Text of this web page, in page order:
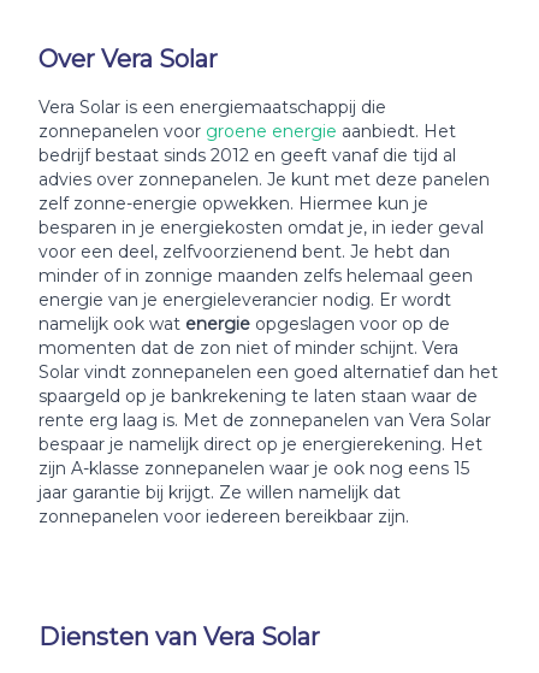
Over Vera Solar
Vera Solar is een energiemaatschappij die
zonnepanelen voor groene energie aanbiedt. Het
bedrijf bestaat sinds 2012 en geeft vanaf die tijd al
advies over zonnepanelen. Je kunt met deze panelen
zelf zonne-energie opwekken. Hiermee kun je
besparen in je energiekosten omdat je, in ieder geval
voor een deel, zelfvoorzienend bent. Je hebt dan
minder of in zonnige maanden zelfs helemaal geen
energie van je energieleverancier nodig. Er wordt
namelijk ook wat energie opgeslagen voor op de
momenten dat de zon niet of minder schijnt. Vera
Solar vindt zonnepanelen een goed alternatief dan het
spaargeld op je bankrekening te laten staan waar de
rente erg laag is. Met de zonnepanelen van Vera Solar
bespaar je namelijk direct op je energierekening. Het
zijn A-klasse zonnepanelen waar je ook nog eens 15
jaar garantie bij krijgt. Ze willen namelijk dat
zonnepanelen voor iedereen bereikbaar zijn.
Diensten van Vera Solar